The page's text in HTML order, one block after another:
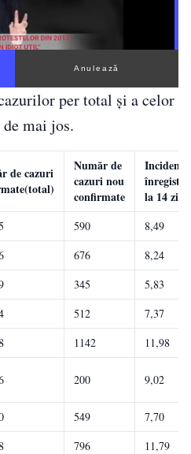
Anulează
per total și a celor
mai jos.
de cazuri
Număr de
cazuri nou
confirmate
la 14 zile
590
8,49
676
8,24
345
5,83
512
7,37
1142 11,98
200 9,02
549
7,70
796
11,79